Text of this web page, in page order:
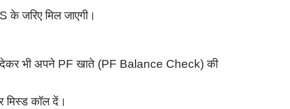
जरिए मिल जाएगी।
भी अपने PF खाते (PF Balance Check) की
मिस्ड कॉल दें।